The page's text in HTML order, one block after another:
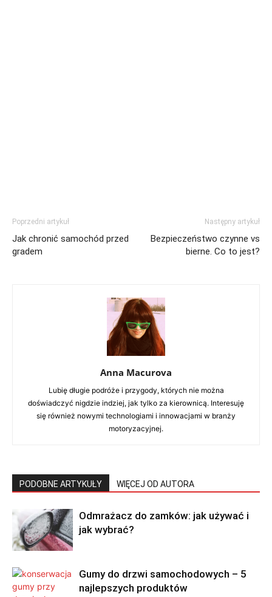
Poprzedni artykuł
Jak chronić samochód przed
gradem
Następny artykuł
Bezpieczeństwo czynne vs
bierne. Co to jest?
Anna Macurova
Lubię długie podróże i przygody, których nie można
doświadczyć nigdzie indziej, jak tylko za kierownicą. Interesuję
się również nowymi technologiami i innowacjami w branży
motoryzacyjnej.
PODOBNE ARTYKUŁY WIĘCEJ OD AUTORA
Odmrażacz do zamków: jak używać i
jak wybrać?
Gumy do drzwi samochodowych – 5
najlepszych produktów